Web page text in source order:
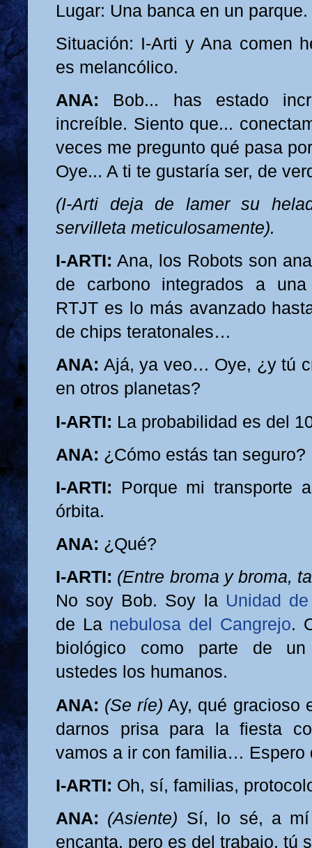
Lugar: Una banca en un
Situación: I-Arti y Ana comen
es melancólico.
ANA: Bob... has estado
increíble. Siento que...
veces me pregunto qué pasa
Oye... A ti te gustaría ser, de
(I-Arti deja de lamer su
servilleta meticulosamente).
I-ARTI: Ana, los Robots son
de carbono integrados a una
RTJT es lo más avanzado
de chips teratonales…
ANA: Ajá, ya veo… Oye, ¿y tú
en otros planetas?
I-ARTI: La probabilidad es del
ANA: ¿Cómo estás tan seguro?
I-ARTI: Porque mi transporte
órbita.
ANA: ¿Qué?
I-ARTI: (Entre broma y broma,
No soy Bob. Soy la Unidad
de La nebulosa del Cangrejo.
biológico como parte de un
ustedes los humanos.
ANA: (Se ríe) Ay, qué gracioso
darnos prisa para la fiesta
vamos a ir con familia…
I-ARTI: Oh, sí, familias,
ANA: (Asiente) Sí, lo sé, a
encanta, pero es del trabajo, tú